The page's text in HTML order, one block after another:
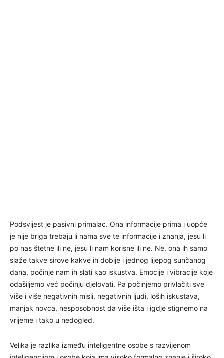
Podsvijest je pasivni primalac. Ona informacije prima i uopće
je nije briga trebaju li nama sve te informacije i znanja, jesu li
po nas štetne ili ne, jesu li nam korisne ili ne. Ne, ona ih samo
slaže takve sirove kakve ih dobije i jednog lijepog sunčanog
dana, počinje nam ih slati kao iskustva. Emocije i vibracije koje
odašiljemo već počinju djelovati. Pa počinjemo privlačiti sve
više i više negativnih misli, negativnih ljudi, loših iskustava,
manjak novca, nesposobnost da više išta i igdje stignemo na
vrijeme i tako u nedogled.
Velika je razlika između inteligentne osobe s razvijenom